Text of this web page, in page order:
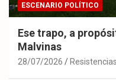
ESCENARIO POLÍTICO
Ese trapo, a
Malvinas
28/07/2026 Resistencias